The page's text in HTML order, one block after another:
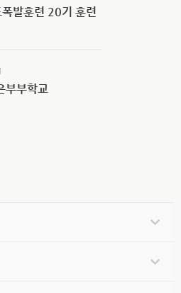
폭발훈련 20기 훈련
부부학교